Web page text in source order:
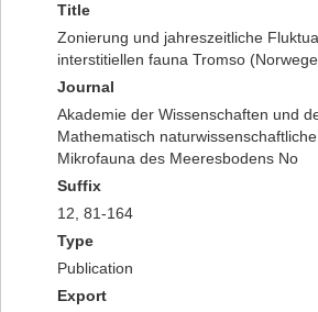
Title
Zonierung und jahreszeitliche
interstitiellen fauna Tromso
Journal
Akademie der Wissenschaften und
Mathematisch
Mikrofauna des Meeresbodens No
Suffix
12, 81-164
Type
Publication
Export